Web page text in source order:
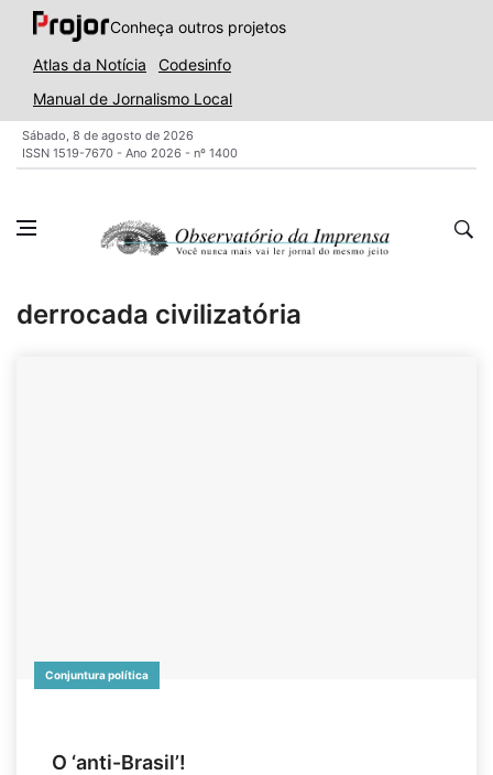
Conheça outros projetos
Atlas da Notícia
Codesinfo
Manual de Jornalismo Local
Sábado, 8 de agosto de 2026
ISSN 1519-7670 - Ano 2026 - nº 1400
derrocada civilizatória
Conjuntura política
O ‘anti-Brasil’!